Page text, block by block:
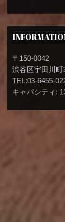
〒150-0042
渋谷区宇田川
TEL:03-6455-
キャパシティ: